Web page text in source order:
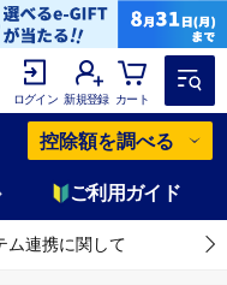
ログイン 新規登録 カート
控除額を調べる
ご利用ガイド
ム連携に関して